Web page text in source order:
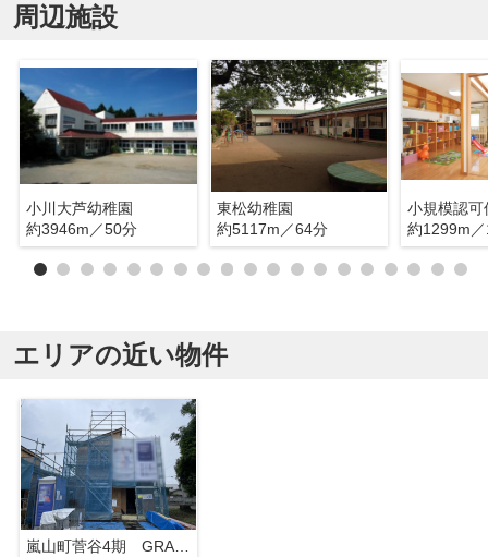
周辺施設
小川大芦幼稚園
約3946m／50分
東松幼稚園
約5117m／64分
約1299m
エリアの近い物件
嵐山町菅谷4期 GRAFARE 新築戸建 全2棟 2号棟